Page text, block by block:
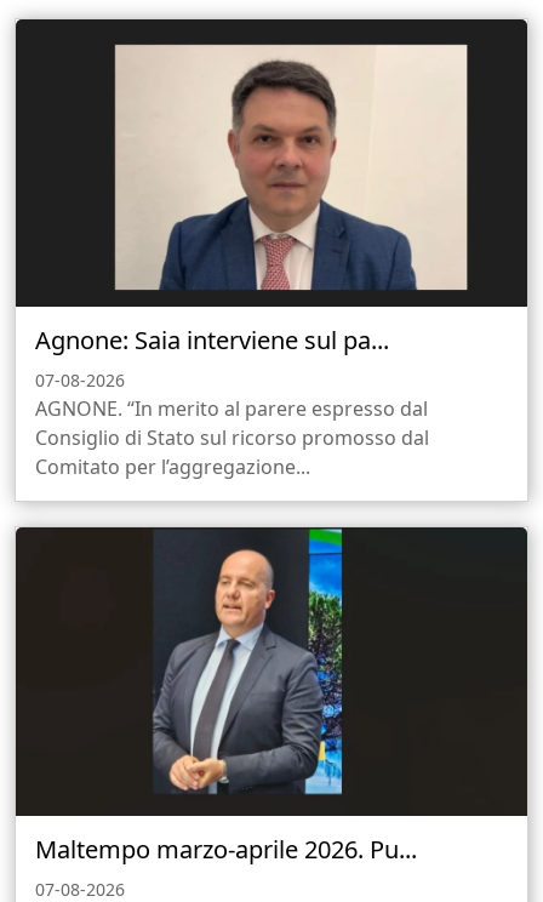
Agnone: Saia interviene sul pa...
07-08-2026
AGNONE. “In merito al parere espresso dal
Consiglio di Stato sul ricorso promosso dal
Comitato per l’aggregazione...
Maltempo marzo-aprile 2026. Pu...
07-08-2026